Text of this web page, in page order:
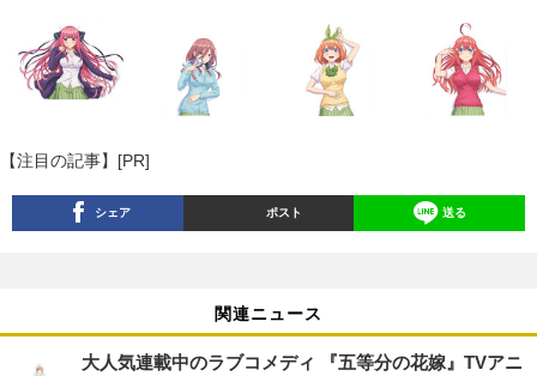
【注目の記事】[PR]
シェア ポスト 送る
関連ニュース
大人気連載中のラブコメディ 『五等分の花嫁』TVアニ